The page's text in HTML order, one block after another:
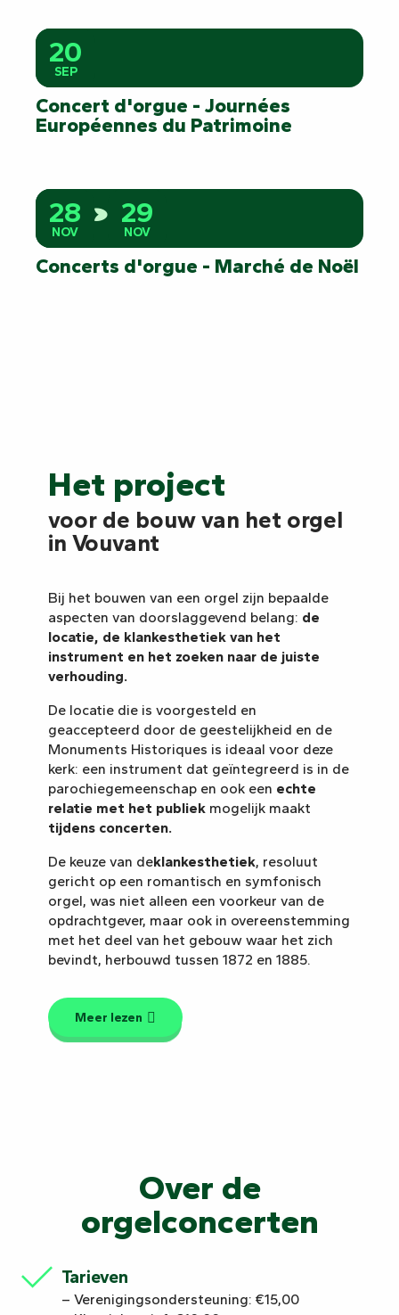
20
SEP
Concert d'orgue - Journées
Européennes du Patrimoine
28
NOV
29
NOV
Concerts d'orgue - Marché de Noël
Het project
voor de bouw van het orgel
in Vouvant
Bij het bouwen van een orgel zijn bepaalde
aspecten van doorslaggevend belang: de
locatie, de klankesthetiek van het
instrument en het zoeken naar de juiste
verhouding.
De locatie die is voorgesteld en
geaccepteerd door de geestelijkheid en de
Monuments Historiques is ideaal voor deze
kerk: een instrument dat geïntegreerd is in de
parochiegemeenschap en ook een echte
relatie met het publiek mogelijk maakt
tijdens concerten.
De keuze van deklankesthetiek, resoluut
gericht op een romantisch en symfonisch
orgel, was niet alleen een voorkeur van de
opdrachtgever, maar ook in overeenstemming
met het deel van het gebouw waar het zich
bevindt, herbouwd tussen 1872 en 1885.
Meer lezen
Over de
orgelconcerten
Tarieven
– Verenigingsondersteuning: €15,00